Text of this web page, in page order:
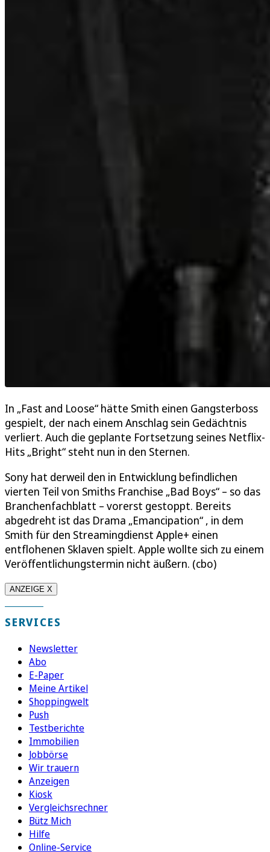
In „Fast and Loose“ hätte Smith einen Gangsterboss
gespielt, der nach einem Anschlag sein Gedächtnis
verliert. Auch die geplante Fortsetzung seines Netflix-
Hits „Bright“ steht nun in den Sternen.
Sony hat derweil den in Entwicklung befindlichen
vierten Teil von Smiths Franchise „Bad Boys“ – so das
Branchenfachblatt – vorerst gestoppt. Bereits
abgedreht ist das Drama „Emancipation“ , in dem
Smith für den Streamingdienst Apple+ einen
entflohenen Sklaven spielt. Apple wollte sich zu einem
Veröffentlichungstermin nicht äußern. (cbo)
ANZEIGE X
SERVICES
Newsletter
Abo
E-Paper
Meine Artikel
Shoppingwelt
Push
Testberichte
Immobilien
Jobbörse
Wir trauern
Anzeigen
Kiosk
Vergleichsrechner
Bütz Mich
Hilfe
Online-Service